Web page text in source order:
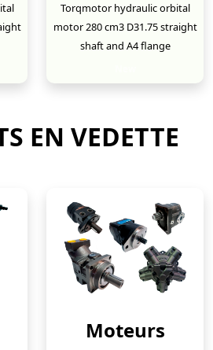
Torqmotor hydraulic orbital
motor 280 cm3 D31.75 straight
shaft and A4 flange
EN VEDETTE
Moteurs